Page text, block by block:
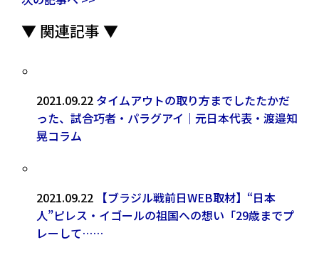
▼ 関連記事 ▼
2021.09.22 タイムアウトの取り方までしたたかだ
った、試合巧者・パラグアイ｜元日本代表・渡邉知
晃コラム
2021.09.22 【ブラジル戦前日WEB取材】“日本
人”ピレス・イゴールの祖国への想い「29歳までプ
レーして……